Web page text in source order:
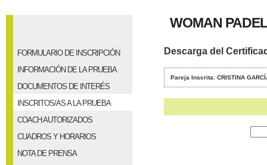
FORMULARIO DE INSCRIPCIÓN
INFORMACIÓN DE LA PRUEBA
DOCUMENTOS DE INTERÉS
INSCRITOS/AS A LA PRUEBA
COACH AUTORIZADOS
CUADROS Y HORARIOS
NOTA DE PRENSA
WOMAN
Descarga del
Pareja Inscrita: CRISTINA